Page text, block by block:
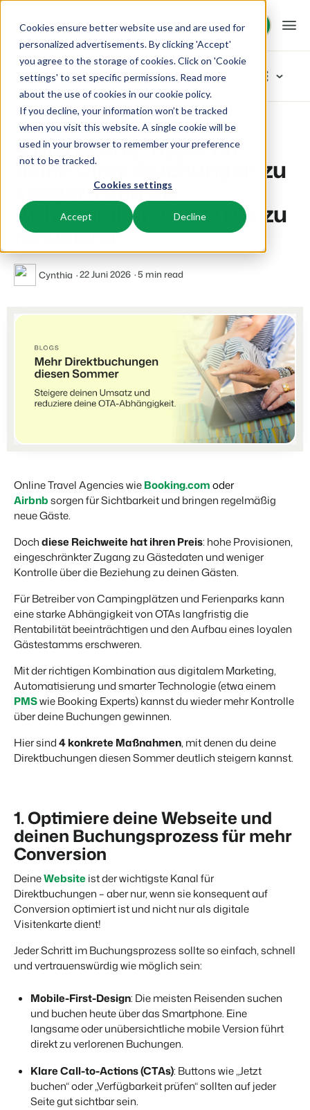
Cookies ensure better website use and are used for
personalized advertisements. By clicking 'Accept'
you agree to the storage of cookies. Click on 'Cookie
settings' to set specific permissions. Read more
about the use of cookies in our cookie policy.
If you decline, your information won’t be tracked
when you visit this website. A single cookie will be
used in your browser to remember your preference
not to be tracked.
Cookies settings
Accept Decline
Demo anfragen
Demo anfragen
Plattform
BEX PMS
PMS
Verwalte alle Backoffice Abläufe.
Vermarkte dein Angebot auf verschiedenen Channels.
Triff Entscheidungen, die sich auf Zahlen und Fakten beruhen.
Eigentümerverwaltung
Zeige dich gegenüber Fewo- Eigentümern transparent.
Wechseln
Website Integration
Du hast bereits eine Website? Binde sie ein!
BEX CMS
Website für Vermietungen
Website für Immobilien
Generiere Leads für den Verkauf deiner Ferienimmobilie.
BEX Linguist
Begrüße Gäste in ihrer Landessprache.
Marketing
Online-Marketing
Immobilien Marketing
Dein Projekt im Handumdrehen ausverkauft.
Booking Analytics
Premium BI-Tool
BEX Übersicht
Entdecke die unzähligen Vorteile der Booking Experts
Plattform.
Für Ferienparks
Entdecke die Vorteile von Booking Experts für Ferienparks.
App Store
Anbindung zu anderen Systemen.
Unsere Lösungen
BEX für:
Ferienhäuser, Bungalows, Mobilheime und Weinfässer.
Stellplätze, Camping, Glamping und Zelten.
Resorts
Hotelzimmer, Appartements, B&Bs und Pensionen.
Exklusive Vermietung und Reseller.
Immobilien und Neubauprojekte.
Ferienparkgruppen und -ketten
Ketten und eigenständige Marken
Verbreite dein Angebot auf
Mehr erfahren
BEX Channel Manager
Ressourcen
Wissenswertes
BEX Educate | Pro
Weiter lernen, weiter führen in der Freizeitbranche
Blog
Lerne uns auf verschiedenen Veranstaltungen kennen.
Kundenstories
Das sagen unsere Nutzer.
Kontakt
Erhalte Antworten auf deine Fragen.
Wechseln
Partnerprogramme
Lass uns gemeinsam die Branche transformieren.
Software Entwickler
Entwickle deine Lösung mit unserer offenen API.
Vertrauen bei Booking Experts
Über uns
Customer Success
Erhalte Antworten auf deine Fragen.
Finde hier deinen neuen Traumjob!
Kontakt
Nimm Kontakt mit uns auf.
Über uns
Lerne unsere Kultur & Werte kennen.
Praktische Tipps für die wichtigsten
Buchungswochen des Jahres.
Zum Blog
Schlüsselloser Zugang bei Camping de
Paal mit EasySecure
Kundenstory lesen
Preise
Kundenstories
Für Campingplätze
Anmelden
Blog
Artikel-Kategorien
Neu
Bereit für Innovation
Produkt
Von der Idee bis hin zur Lösung
Team und Unternehmenskultur
Erfolgsorientiert
Marketing
Partners
Demo anfragen
Home Inspiration
4 Marketing-Tipps, um
deine Direktbuchungen zu
steigern und die
Abhängigkeit von OTAs zu
reduzieren
Cynthia 22 Juni 2026 5 min read
Online Travel Agencies wieBooking.comoder
Airbnbsorgen für Sichtbarkeit und bringen regelmäßig
neue Gäste.
Dochdiese Reichweite hat ihren Preis: hohe Provisionen,
eingeschränkter Zugang zu Gästedaten und weniger
Kontrolle über die Beziehung zu deinen Gästen.
Für Betreiber von Campingplätzen und Ferienparks kann
eine starke Abhängigkeit von OTAs langfristig die
Rentabilität beeinträchtigen und den Aufbau eines loyalen
Gästestamms erschweren.
Mit der richtigen Kombination aus digitalem Marketing,
Automatisierung und smarter Technologie (etwa einem
PMSwie Booking Experts) kannst du wieder mehr Kontrolle
über deine Buchungen gewinnen.
Hier sind4 konkrete Maßnahmen, mit denen du deine
Direktbuchungen diesen Sommer deutlich steigern kannst.
1. Optimiere deine Webseite und
deinen Buchungsprozess für mehr
Conversion
DeineWebsiteist der wichtigste Kanal für
Direktbuchungen – aber nur, wenn sie konsequent auf
Conversion optimiert ist und nicht nur als digitale
Visitenkarte dient!
Jeder Schritt im Buchungsprozess sollte so einfach, schnell
und vertrauenswürdig wie möglich sein:
Mobile-First-Design: Die meisten Reisenden suchen
und buchen heute über das Smartphone. Eine
langsame oder unübersichtliche mobile Version führt
direkt zu verlorenen Buchungen.
Klare Call-to-Actions (CTAs): Buttons wie „Jetzt
buchen“ oder „Verfügbarkeit prüfen“ sollten auf jeder
Seite gut sichtbar sein.